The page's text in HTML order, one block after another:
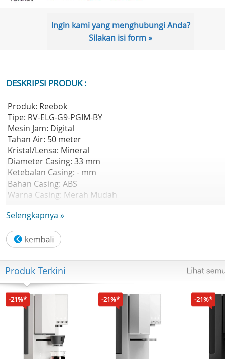
Ingin kami yang menghubungi Anda?
Silakan isi form »
DESKRIPSI PRODUK :
Produk: Reebok
Tipe: RV-ELG-G9-PGIM-BY
Mesin Jam: Digital
Tahan Air: 50 meter
Kristal/Lensa: Mineral
Diameter Casing: 33 mm
Ketebalan Casing: - mm
Bahan Casing: ABS
Warna Casing: Merah Mudah
Bahan Tali: Karet
Fitur: Alarm, Kronograf, Kalender, Timer, Lampu
Garansi Resmi 2 Tahun
Include : Box, Jam Tangan, Kartu Garansi, Manual
Selengkapnya »
Produk Terkini
-21%* -21%* -21%*